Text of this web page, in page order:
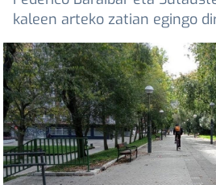
kaleen arteko zatian egingo